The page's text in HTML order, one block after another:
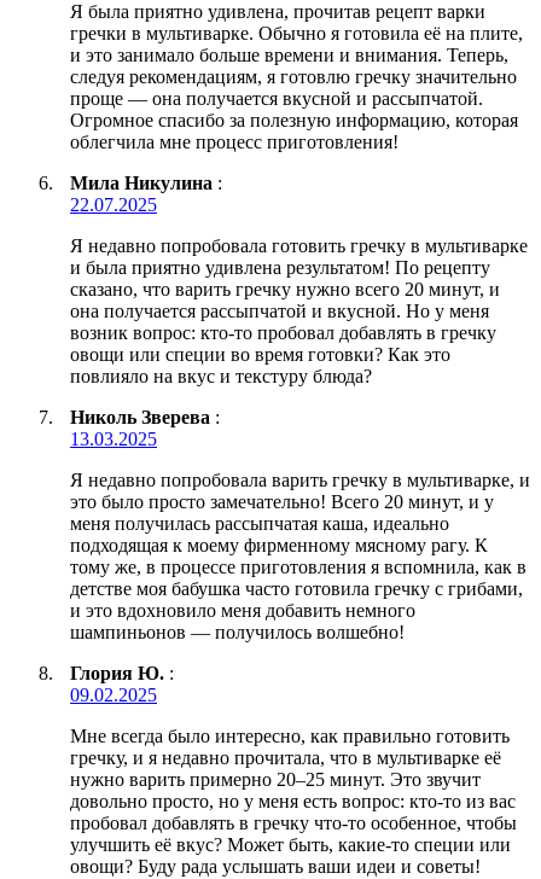
Я была приятно удивлена, прочитав рецепт варки
гречки в мультиварке. Обычно я готовила её на плите,
и это занимало больше времени и внимания. Теперь,
следуя рекомендациям, я готовлю гречку значительно
проще — она получается вкусной и рассыпчатой.
Огромное спасибо за полезную информацию, которая
облегчила мне процесс приготовления!
Мила Никулина :
22.07.2025
Я недавно попробовала готовить гречку в мультиварке
и была приятно удивлена результатом! По рецепту
сказано, что варить гречку нужно всего 20 минут, и
она получается рассыпчатой и вкусной. Но у меня
возник вопрос: кто-то пробовал добавлять в гречку
овощи или специи во время готовки? Как это
повлияло на вкус и текстуру блюда?
Николь Зверева :
13.03.2025
Я недавно попробовала варить гречку в мультиварке, и
это было просто замечательно! Всего 20 минут, и у
меня получилась рассыпчатая каша, идеально
подходящая к моему фирменному мясному рагу. К
тому же, в процессе приготовления я вспомнила, как в
детстве моя бабушка часто готовила гречку с грибами,
и это вдохновило меня добавить немного
шампиньонов — получилось волшебно!
Глория Ю. :
09.02.2025
Мне всегда было интересно, как правильно готовить
гречку, и я недавно прочитала, что в мультиварке её
нужно варить примерно 20–25 минут. Это звучит
довольно просто, но у меня есть вопрос: кто-то из вас
пробовал добавлять в гречку что-то особенное, чтобы
улучшить её вкус? Может быть, какие-то специи или
овощи? Буду рада услышать ваши идеи и советы!